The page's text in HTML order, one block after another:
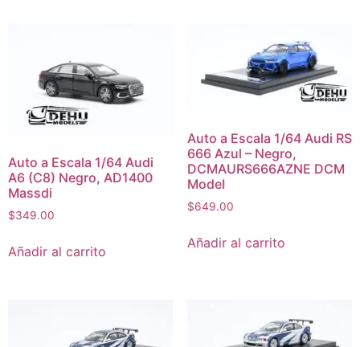
Auto a Escala 1/64 Audi
A6 (C8) Negro, AD1400
Massdi
$349.00
Añadir al carrito
Auto a Escala 1/64 Audi RS
666 Azul – Negro,
DCMAURS666AZNE DCM
Model
$649.00
Añadir al carrito